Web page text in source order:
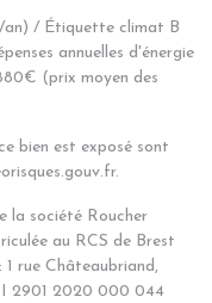
an) / Étiquette climat B
annuelles d'énergie
(prix moyen des
bien est exposé sont
la société Roucher
au RCS de Brest
1 rue Châteaubriand,
2901 2020 000 044